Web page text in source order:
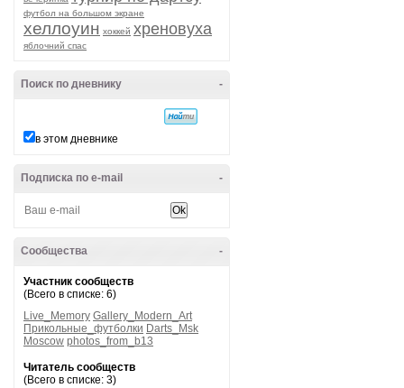
футбол на большом экране
хеллоуин хоккей хреновуха
яблочний спас
-
Поиск по дневнику
в этом дневнике
-
Подписка по e-mail
-
Сообщества
Участник сообществ
(Всего в списке: 6)
Live_Memory Gallery_Modern_Art
Прикольные_футболки Darts_Msk
Moscow photos_from_b13
Читатель сообществ
(Всего в списке: 3)